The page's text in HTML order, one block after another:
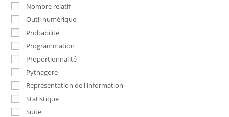
Nombre relatif
Outil numérique
Probabilité
Programmation
Proportionnalité
Pythagore
Représentation de l'information
Statistique
Suite